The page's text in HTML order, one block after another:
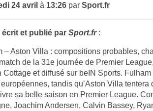
24 avril à 13:26 par Sport.fr
écrit et publié par Sport.fr:
– Aston Villa : compositions probables,
de la 31e journée de Premier
Cottage et diffusé sur beIN Sports.
tandis qu’Aston Villa
sa belle saison en Premier League.
Joachim Andersen, Calvin Bassey,